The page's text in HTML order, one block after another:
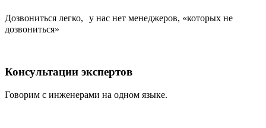
Дозвониться легко, у нас нет менеджеров, «которых не
дозвониться»
Консультации экспертов
Говорим с инженерами на одном языке.